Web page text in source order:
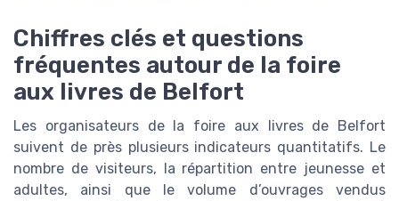
Chiffres clés et questions
fréquentes autour de la foire
aux livres de Belfort
Les organisateurs de la foire aux livres de Belfort
suivent de près plusieurs indicateurs quantitatifs. Le
nombre de visiteurs, la répartition entre jeunesse et
adultes, ainsi que le volume d’ouvrages vendus